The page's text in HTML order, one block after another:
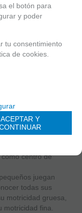
opciones de juego
formas, acciones
piezas geométricas
centro de
juegan
todas sus
motricidad gruesa,
motricidad fina.
el botón para
y poder
tu consentimiento
de cookies.
ACEPTAR Y